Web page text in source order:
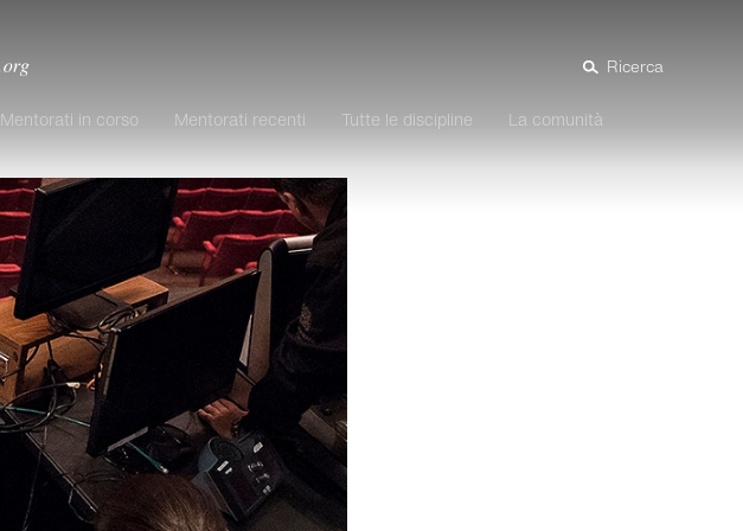
Ricerca
Mentorati in corso Mentorati recenti Tutte le discipline La comunità